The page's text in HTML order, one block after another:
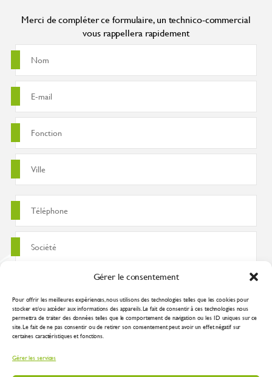
Gérer le consentement
Pour offrir les meilleures expériences, nous utilisons des technologies telles que les cookies pour
stocker et/ou accéder aux informations des appareils. Le fait de consentir à ces technologies nous
permettra de traiter des données telles que le comportement de navigation ou les ID uniques sur ce
site. Le fait de ne pas consentir ou de retirer son consentement peut avoir un effet négatif sur
certaines caractéristiques et fonctions.
Gérer les services
Merci de compléter ce formulaire, un technico-commercial
vous rappellera rapidement
J'accepte que ces données soient utilisées pour traiter ma demande